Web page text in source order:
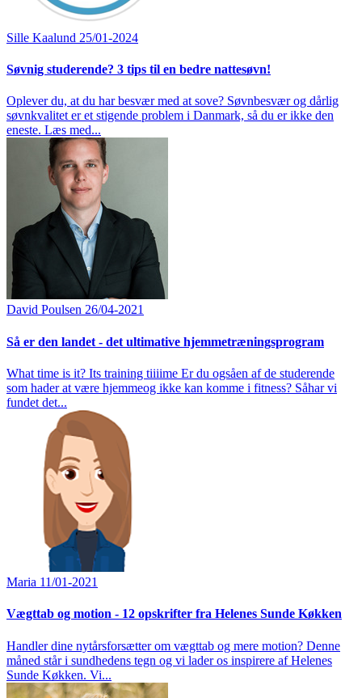
Sille Kaalund 25/01-2024
Søvnig studerende? 3 tips til en bedre nattesøvn!
Oplever du, at du har besvær med at sove? Søvnbesvær og dårlig
søvnkvalitet er et stigende problem i Danmark, så du er ikke den
eneste. Læs med...
David Poulsen 26/04-2021
Så er den landet - det ultimative hjemmetræningsprogram
What time is it? Its training tiiiime Er du ogsåen af de studerende
som hader at være hjemmeog ikke kan komme i fitness? Såhar vi
fundet det...
Maria 11/01-2021
Vægttab og motion - 12 opskrifter fra Helenes Sunde Køkken
Handler dine nytårsforsætter om vægttab og mere motion? Denne
måned står i sundhedens tegn og vi lader os inspirere af Helenes
Sunde Køkken. Vi...